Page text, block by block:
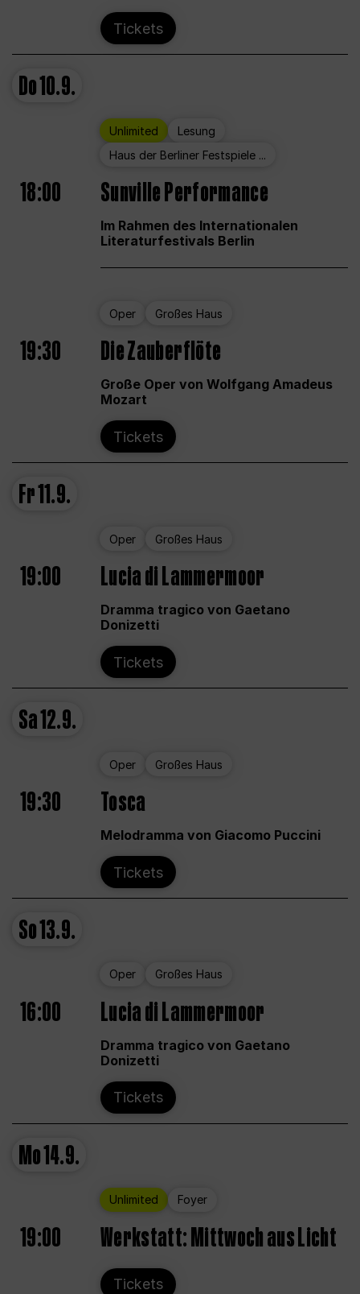
Tickets
Do10.9.
Unlimited
Lesung
Haus der Berliner Festspiele ...
18:00 Sunville Performance
Im Rahmen des Internationalen
Literaturfestivals Berlin
Oper Großes Haus
19:30 Die Zauberflöte
Große Oper von Wolfgang Amadeus
Mozart
Tickets
Fr11.9.
Oper Großes Haus
19:00 Lucia di Lammermoor
Dramma tragico von Gaetano
Donizetti
Tickets
Sa12.9.
Oper Großes Haus
19:30 Tosca
Melodramma von Giacomo Puccini
Tickets
So13.9.
Oper Großes Haus
16:00 Lucia di Lammermoor
Dramma tragico von Gaetano
Donizetti
Tickets
Mo14.9.
Unlimited Foyer
19:00 Werkstatt: Mittwoch aus Licht
Tickets